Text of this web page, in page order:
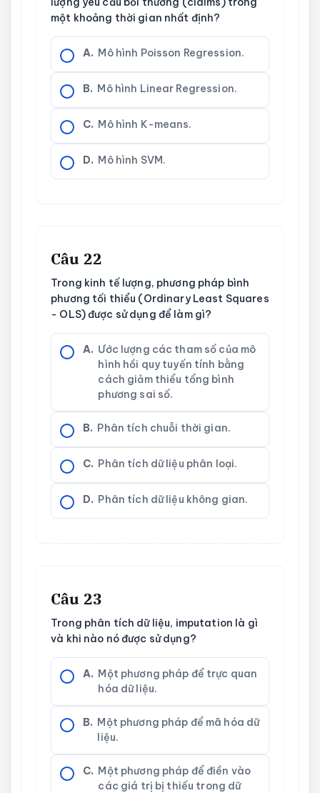
một khoảng thời gian nhất định?
A. Mô hình Poisson Regression.
B. Mô hình Linear Regression.
C. Mô hình K-means.
D. Mô hình SVM.
Câu 22
Trong kinh tế lượng, phương pháp bình
phương tối thiểu (Ordinary Least Squares
- OLS) được sử dụng để làm gì?
A. Ước lượng các tham số của mô
hình hồi quy tuyến tính bằng
cách giảm thiểu tổng bình
phương sai số.
B. Phân tích chuỗi thời gian.
C. Phân tích dữ liệu phân loại.
D. Phân tích dữ liệu không gian.
Câu 23
Trong phân tích dữ liệu, imputation là gì
và khi nào nó được sử dụng?
A. Một phương pháp để trực quan
hóa dữ liệu.
B. Một phương pháp để mã hóa dữ
liệu.
C. Một phương pháp để điền vào
các giá trị bị thiếu trong dữ